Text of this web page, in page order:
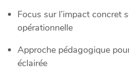
Focus sur l’impact concret
opérationnelle
Approche pédagogique
éclairée